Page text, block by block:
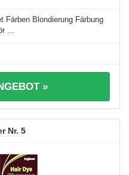
Färben Blondierung Färbung
...
»
5